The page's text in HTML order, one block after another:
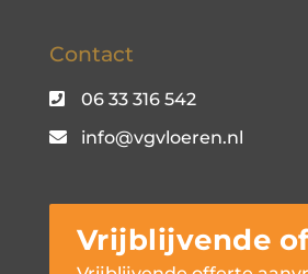
Contact
06 33 316 542
info@vgvloeren.nl
Vrijblijvende